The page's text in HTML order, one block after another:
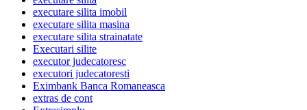
executare silita imobil
executare silita masina
executare silita strainatate
Executari silite
executor judecatoresc
executori judecatoresti
Eximbank Banca Romaneasca
extras de cont